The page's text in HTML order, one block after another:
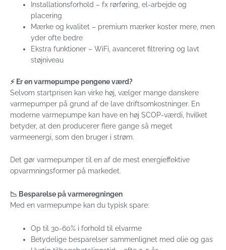
Installationsforhold – fx rørføring, el-arbejde og
placering
Mærke og kvalitet – premium mærker koster mere, men
yder ofte bedre
Ekstra funktioner – WiFi, avanceret filtrering og lavt
støjniveau
⚡ Er en varmepumpe pengene værd?
Selvom startprisen kan virke høj, vælger mange danskere
varmepumper på grund af de lave driftsomkostninger. En
moderne varmepumpe kan have en høj SCOP-værdi, hvilket
betyder, at den producerer flere gange så meget
varmeenergi, som den bruger i strøm.
Det gør varmepumper til en af de mest energieffektive
opvarmningsformer på markedet.
📉 Besparelse på varmeregningen
Med en varmepumpe kan du typisk spare:
Op til 30-60% i forhold til elvarme
Betydelige besparelser sammenlignet med olie og gas